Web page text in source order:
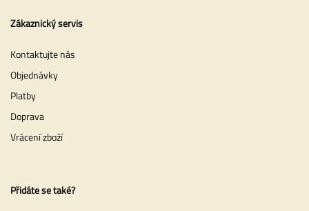
Zákaznický servis
Kontaktujte nás
Objednávky
Platby
Doprava
Vrácení zboží
Přidáte se také?